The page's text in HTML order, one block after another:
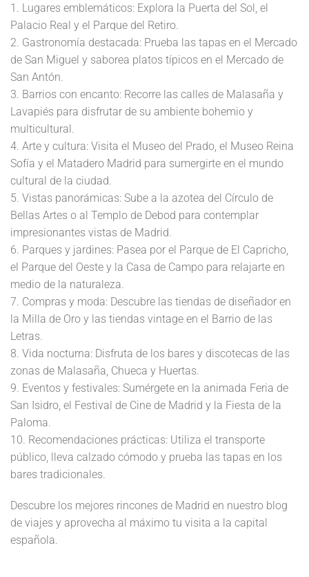
1. Lugares emblemáticos: Explora la Puerta del Sol, el
Palacio Real y el Parque del Retiro.
2. Gastronomía destacada: Prueba las tapas en el Mercado
de San Miguel y saborea platos típicos en el Mercado de
San Antón.
3. Barrios con encanto: Recorre las calles de Malasaña y
Lavapiés para disfrutar de su ambiente bohemio y
multicultural.
4. Arte y cultura: Visita el Museo del Prado, el Museo Reina
Sofía y el Matadero Madrid para sumergirte en el mundo
cultural de la ciudad.
5. Vistas panorámicas: Sube a la azotea del Círculo de
Bellas Artes o al Templo de Debod para contemplar
impresionantes vistas de Madrid.
6. Parques y jardines: Pasea por el Parque de El Capricho,
el Parque del Oeste y la Casa de Campo para relajarte en
medio de la naturaleza.
7. Compras y moda: Descubre las tiendas de diseñador en
la Milla de Oro y las tiendas vintage en el Barrio de las
Letras.
8. Vida nocturna: Disfruta de los bares y discotecas de las
zonas de Malasaña, Chueca y Huertas.
9. Eventos y festivales: Sumérgete en la animada Feria de
San Isidro, el Festival de Cine de Madrid y la Fiesta de la
Paloma.
10. Recomendaciones prácticas: Utiliza el transporte
público, lleva calzado cómodo y prueba las tapas en los
bares tradicionales.
Descubre los mejores rincones de Madrid en nuestro blog
de viajes y aprovecha al máximo tu visita a la capital
española.